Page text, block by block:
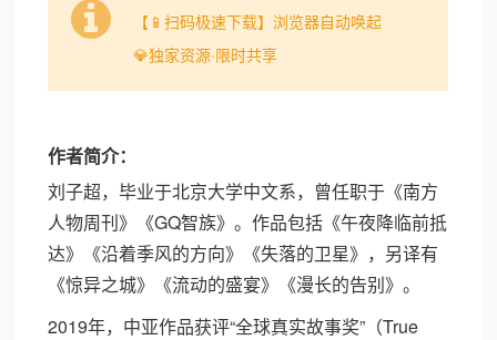
【📱扫码极速下载】浏览器自动唤起
💎独家资源·限时共享
作者简介：
刘子超，毕业于北京大学中文系，曾任职于《南方
人物周刊》《GQ智族》。作品包括《午夜降临前抵
达》《沿着季风的方向》《失落的卫星》，另译有
《惊异之城》《流动的盛宴》《漫长的告别》。
2019年，中亚作品获评“全球真实故事奖”（True